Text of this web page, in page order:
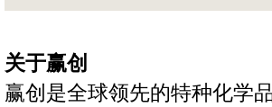
关于赢创
赢创是全球领先的特种化学